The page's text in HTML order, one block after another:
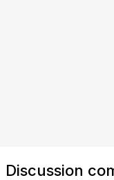
Discussion